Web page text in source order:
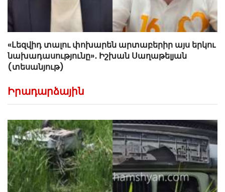
«Լեզվիդ տալու փոխարեն արտաբերիր այս երկու
նախադասությունը»․ Իշխան Սաղաթելյան
(տեսանյութ)
Իրադարձային